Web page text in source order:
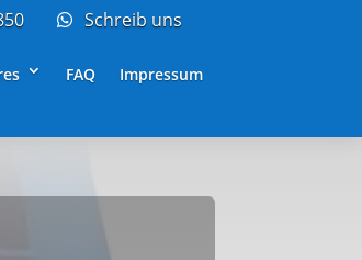
 Schreib uns
FAQ Impressum